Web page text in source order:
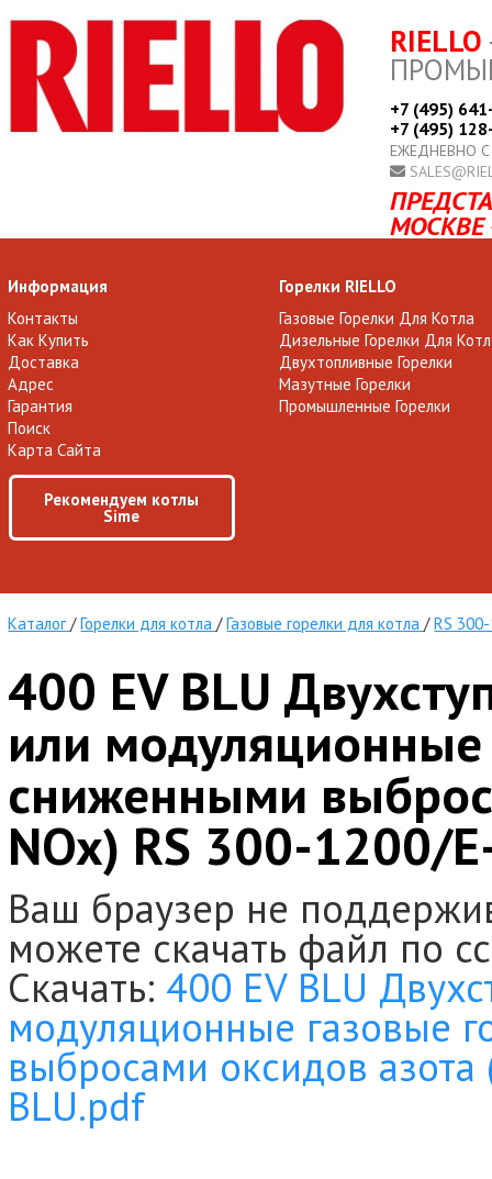
RIELLO
+7 (495)
+7 (495)
ЕЖЕДНЕВНО
МОСКВЕ
Информация
Контакты
Как Купить
Доставка
Адрес
Гарантия
Поиск
Карта Сайта
Рекомендуем котлы
Sime
Горелки RIELLO
Газовые Горелки Для Котла
Дизельные Горелки Для
Двухтопливные Горелки
Мазутные Горелки
Промышленные Горелки
Каталог /Горелки для котла /Газовые горелки для котла /RS
400 EV BLU
или модуляционные
сниженными
NOx) RS 300-1200/
Ваш браузер не
можете скачать файл по
Скачать: 400 EV BLU
модуляционные газовые
выбросами оксидов
BLU.pdf